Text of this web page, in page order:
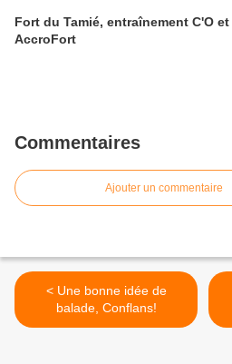
Fort du Tamié, entraînement C'O et
AccroFort
Commentaires
Ajouter un commentaire
< Une bonne idée de
balade, Conflans!